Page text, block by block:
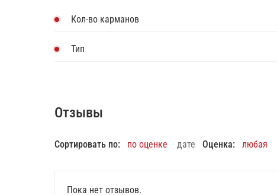
Кол-во карманов
Тип
Отзывы
Сортировать по: по оценке дате Оценка: любая
Пока нет отзывов.